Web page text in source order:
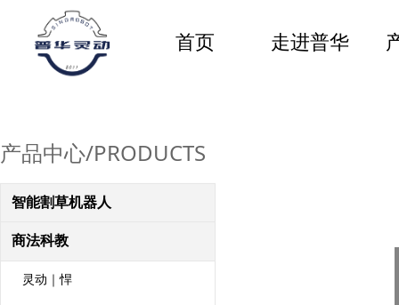
首页 走进普华
产品中心/PRODUCTS
智能割草机器人
商法科教
灵动｜悍